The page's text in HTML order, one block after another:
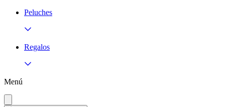
Peluches
Regalos
Menú